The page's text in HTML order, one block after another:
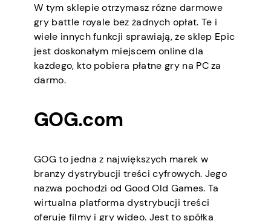
W tym sklepie otrzymasz różne darmowe
gry battle royale bez żadnych opłat. Te i
wiele innych funkcji sprawiają, że sklep Epic
jest doskonałym miejscem online dla
każdego, kto pobiera płatne gry na PC za
darmo.
GOG.com
GOG to jedna z największych marek w
branży dystrybucji treści cyfrowych. Jego
nazwa pochodzi od Good Old Games. Ta
wirtualna platforma dystrybucji treści
oferuje filmy i gry wideo. Jest to spółka